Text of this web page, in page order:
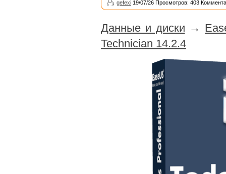
gefexi 19/07/26 Просмотров: 403
Данные и диски →
Technician 14.2.4